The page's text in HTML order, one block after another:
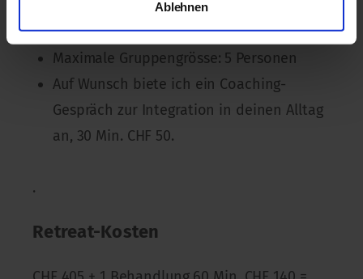
Ablehnen
Mail an Michael Lahann
Maximale Gruppengrösse: 5 Personen
Auf Wunsch biete ich ein Coaching-
Gespräch zur Integration in deinen Alltag
an, 30 Min. CHF 50.
.
Retreat-Kosten